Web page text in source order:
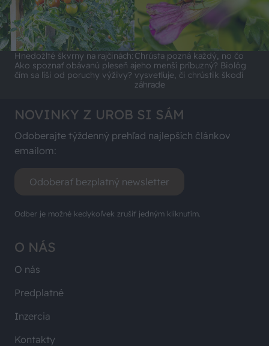
Hnedožlté škvrny na rajčinách:
Ako spoznať obávanú pleseň a
čím sa líši od poruchy výživy?
Chrústa pozná každý, no čo
jeho menší príbuzný? Biológ
vysvetľuje, či chrústik škodí
záhrade
O NÁS
O nás
Predplatné
Inzercia
Kontakty
NOVINKY Z UROB SI SÁM
Odoberajte týždenný prehľad najlepších článkov
emailom:
Odoberať bezplatný newsletter
Odber je možné kedykoľvek zrušiť jedným kliknutím.